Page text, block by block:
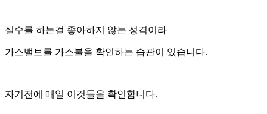
실수를 하는걸 좋아하지 않는 성격이라
가스밸브를 가스불을 확인하는 습관이 있습니다.
자기전에 매일 이것들을 확인합니다.